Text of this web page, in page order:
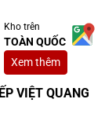
Kho trên
TOÀN QUỐC
Xem thêm
VIỆT QUANG